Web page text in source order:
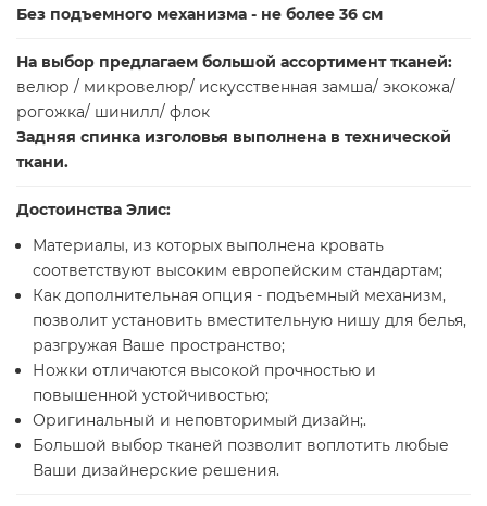
Без подъемного механизма - не более 36 см
На выбор предлагаем большой ассортимент тканей:
велюр / микровелюр/ искусственная замша/ экокожа/
рогожка/ шинилл/ флок
Задняя спинка изголовья выполнена в технической
ткани.
Достоинства Элис:
Материалы, из которых выполнена кровать
соответствуют высоким европейским стандартам;
Как дополнительная опция - подъемный механизм,
позволит установить вместительную нишу для белья,
разгружая Ваше пространство;
Ножки отличаются высокой прочностью и
повышенной устойчивостью;
Оригинальный и неповторимый дизайн;.
Большой выбор тканей позволит воплотить любые
Ваши дизайнерские решения.